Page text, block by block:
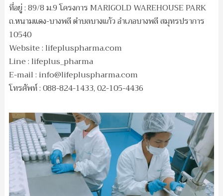
ที่อยู่ : 89/8 ม.9 โครงการ MARIGOLD WAREHOUSE PARK
ถ.หนามแดง-บางพลี ตำบลบางแก้ว อำเภอบางพลี สมุทรปราการ
10540
Website : lifepluspharma.com
Line : lifeplus_pharma
E-mail : info@lifepluspharma.com
โทรศัพท์ : 088-824-1433, 02-105-4436